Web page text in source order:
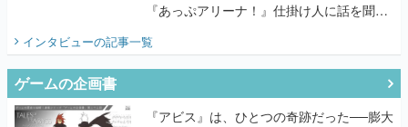
『あっぷアリーナ！』仕掛け人に話を聞い
てみた
インタビューの記事一覧
ゲームの企画書
『アビス』は、ひとつの奇跡だった──膨大